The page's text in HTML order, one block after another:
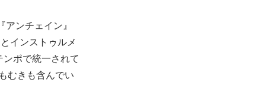
ンチェイン』
インストゥルメ
ポで統一されて
むきも含んでい